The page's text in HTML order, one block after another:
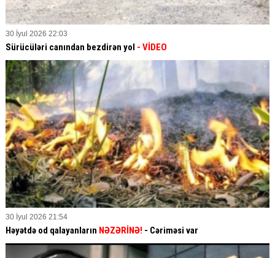
30 İyul 2026 22:03
Sürücüləri canından bezdirən yol - VİDEO
30 İyul 2026 21:54
Həyətdə od qalayanların NƏZƏRİNƏ! - Cəriməsi var